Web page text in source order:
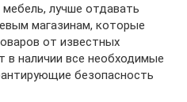
лучше отдавать
магазинам, которые
от известных
в наличии все необходимые
безопасность